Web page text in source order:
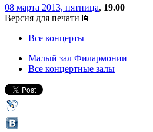
08 марта 2013, пятница, 19.00
Версия для печати
Все концерты
Малый зал Филармонии
Все концертные залы